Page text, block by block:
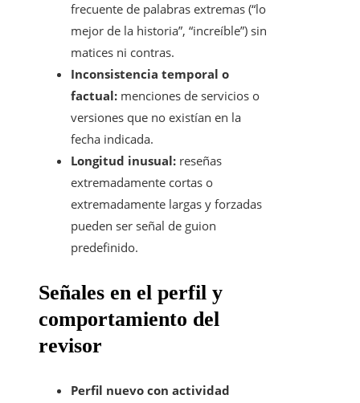
frecuente de palabras extremas (“lo
mejor de la historia”, “increíble”) sin
matices ni contras.
Inconsistencia temporal o
factual: menciones de servicios o
versiones que no existían en la
fecha indicada.
Longitud inusual: reseñas
extremadamente cortas o
extremadamente largas y forzadas
pueden ser señal de guion
predefinido.
Señales en el perfil y
comportamiento del
revisor
Perfil nuevo con actividad